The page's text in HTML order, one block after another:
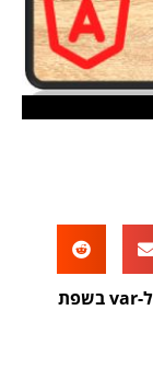
במדריך הבא נסקור את ההבדלים שבין let ל-var בשפת